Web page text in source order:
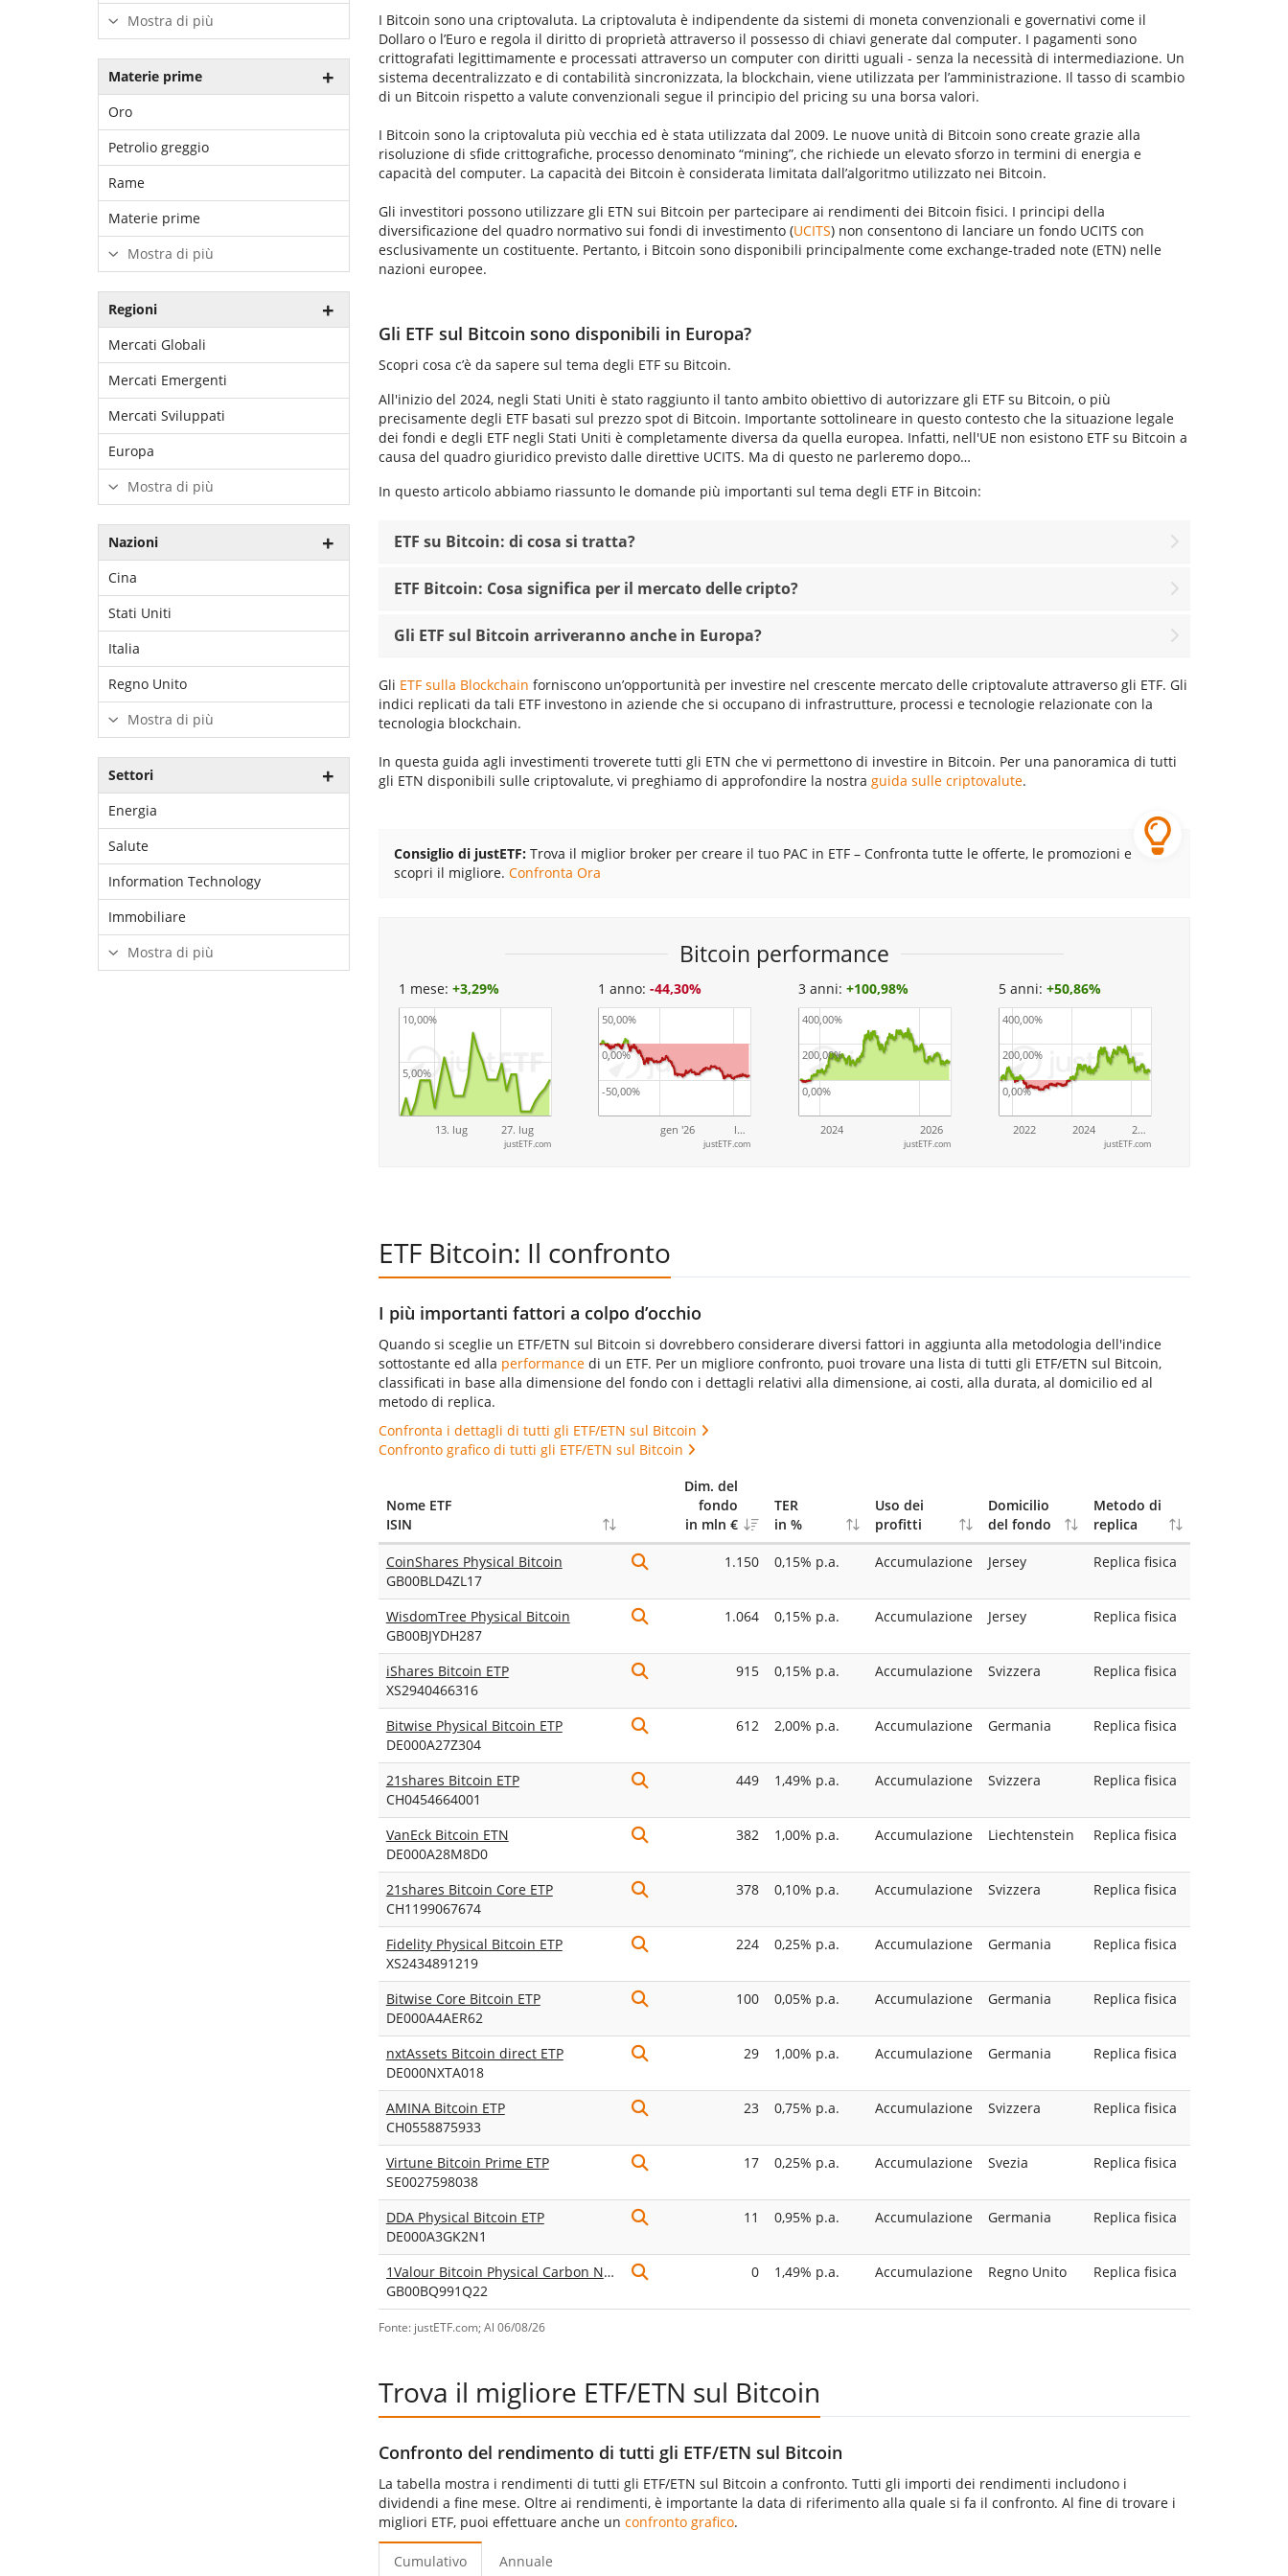
I Bitcoin sono una criptovaluta. La criptovaluta è indipendente da sistemi di moneta convenzionali e governativi come il
Dollaro o l’Euro e regola il diritto di proprietà attraverso il possesso di chiavi generate dal computer. I pagamenti sono
crittografati legittimamente e processati attraverso un computer con diritti uguali - senza la necessità di intermediazione. Un
sistema decentralizzato e di contabilità sincronizzata, la blockchain, viene utilizzata per l’amministrazione. Il tasso di scambio
di un Bitcoin rispetto a valute convenzionali segue il principio del pricing su una borsa valori.
I Bitcoin sono la criptovaluta più vecchia ed è stata utilizzata dal 2009. Le nuove unità di Bitcoin sono create grazie alla
risoluzione di sfide crittografiche, processo denominato “mining”, che richiede un elevato sforzo in termini di energia e
capacità del computer. La capacità dei Bitcoin è considerata limitata dall’algoritmo utilizzato nei Bitcoin.
Gli investitori possono utilizzare gli ETN sui Bitcoin per partecipare ai rendimenti dei Bitcoin fisici. I principi della
diversificazione del quadro normativo sui fondi di investimento (UCITS) non consentono di lanciare un fondo UCITS con
esclusivamente un costituente. Pertanto, i Bitcoin sono disponibili principalmente come exchange-traded note (ETN) nelle
nazioni europee.
Gli ETF sul Bitcoin sono disponibili in Europa?
Scopri cosa c’è da sapere sul tema degli ETF su Bitcoin.
All'inizio del 2024, negli Stati Uniti è stato raggiunto il tanto ambito obiettivo di autorizzare gli ETF su Bitcoin, o più
precisamente degli ETF basati sul prezzo spot di Bitcoin. Importante sottolineare in questo contesto che la situazione legale
dei fondi e degli ETF negli Stati Uniti è completamente diversa da quella europea. Infatti, nell'UE non esistono ETF su Bitcoin a
causa del quadro giuridico previsto dalle direttive UCITS. Ma di questo ne parleremo dopo…
In questo articolo abbiamo riassunto le domande più importanti sul tema degli ETF in Bitcoin:
ETF su Bitcoin: di cosa si tratta?
ETF Bitcoin: Cosa significa per il mercato delle cripto?
Gli ETF sul Bitcoin arriveranno anche in Europa?
Gli ETF sulla Blockchain forniscono un’opportunità per investire nel crescente mercato delle criptovalute attraverso gli ETF. Gli
indici replicati da tali ETF investono in aziende che si occupano di infrastrutture, processi e tecnologie relazionate con la
tecnologia blockchain.
In questa guida agli investimenti troverete tutti gli ETN che vi permettono di investire in Bitcoin. Per una panoramica di tutti
gli ETN disponibili sulle criptovalute, vi preghiamo di approfondire la nostra guida sulle criptovalute.
Consiglio di justETF:Trova il miglior broker per creare il tuo PAC in ETF – Confronta tutte le offerte, le promozioni e
scopri il migliore. Confronta Ora
Bitcoin performance
1 mese: +3,29%
13. lug 27. lug
5,00%
10,00%
justETF.com
1 anno:-44,30%
gen '26 l…
-50,00%
0,00%
50,00%
justETF.com
3 anni:+100,98%
2024 2026
0,00%
200,00%
400,00%
justETF.com
5 anni:+50,86%
2022 2024 2…
0,00%
200,00%
400,00%
justETF.com
ETF Bitcoin: Il confronto
I più importanti fattori a colpo d’occhio
Quando si sceglie un ETF/ETN sul Bitcoin si dovrebbero considerare diversi fattori in aggiunta alla metodologia dell'indice
sottostante ed alla performancedi un ETF. Per un migliore confronto, puoi trovare una lista di tutti gli ETF/ETN sul Bitcoin,
classificati in base alla dimensione del fondo con i dettagli relativi alla dimensione, ai costi, alla durata, al domicilio ed al
metodo di replica.
Confronta i dettagli di tutti gli ETF/ETN sul Bitcoin
Confronto grafico di tutti gli ETF/ETN sul Bitcoin
Nome ETF
ISIN
Dim. del
fondo
in mln €
TER
in %
Uso dei
profitti
Domicilio
del fondo
Metodo di
replica
CoinShares Physical Bitcoin
GB00BLD4ZL17
1.150 0,15% p.a. Accumulazione Jersey Replica fisica
WisdomTree Physical Bitcoin
GB00BJYDH287
1.064 0,15% p.a. Accumulazione Jersey Replica fisica
iShares Bitcoin ETP
XS2940466316
915 0,15% p.a. Accumulazione Svizzera Replica fisica
Bitwise Physical Bitcoin ETP
DE000A27Z304
612 2,00% p.a. Accumulazione Germania Replica fisica
21shares Bitcoin ETP
CH0454664001
449 1,49% p.a. Accumulazione Svizzera Replica fisica
VanEck Bitcoin ETN
DE000A28M8D0
382 1,00% p.a. Accumulazione Liechtenstein Replica fisica
21shares Bitcoin Core ETP
CH1199067674
378 0,10% p.a. Accumulazione Svizzera Replica fisica
Fidelity Physical Bitcoin ETP
XS2434891219
224 0,25% p.a. Accumulazione Germania Replica fisica
Bitwise Core Bitcoin ETP
DE000A4AER62
100 0,05% p.a. Accumulazione Germania Replica fisica
nxtAssets Bitcoin direct ETP
DE000NXTA018
29 1,00% p.a. Accumulazione Germania Replica fisica
AMINA Bitcoin ETP
CH0558875933
23 0,75% p.a. Accumulazione Svizzera Replica fisica
Virtune Bitcoin Prime ETP
SE0027598038
17 0,25% p.a. Accumulazione Svezia Replica fisica
DDA Physical Bitcoin ETP
DE000A3GK2N1
11 0,95% p.a. Accumulazione Germania Replica fisica
1Valour Bitcoin Physical Carbon Neutral
GB00BQ991Q22
0 1,49% p.a. Accumulazione Regno Unito Replica fisica
Fonte: justETF.com; Al 06/08/26
Trova il migliore ETF/ETN sul Bitcoin
Confronto del rendimento di tutti gli ETF/ETN sul Bitcoin
La tabella mostra i rendimenti di tutti gli ETF/ETN sul Bitcoin a confronto. Tutti gli importi dei rendimenti includono i
dividendi a fine mese. Oltre ai rendimenti, è importante la data di riferimento alla quale si fa il confronto. Al fine di trovare i
migliori ETF, puoi effettuare anche un confronto grafico.
Cumulativo Annuale
Mostra di più
Materie prime
Oro
Petrolio greggio
Rame
Materie prime
Mostra di più
Regioni
Mercati Globali
Mercati Emergenti
Mercati Sviluppati
Europa
Mostra di più
Nazioni
Cina
Stati Uniti
Italia
Regno Unito
Mostra di più
Settori
Energia
Salute
Information Technology
Immobiliare
Mostra di più